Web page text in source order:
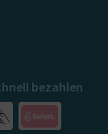
bezahlen